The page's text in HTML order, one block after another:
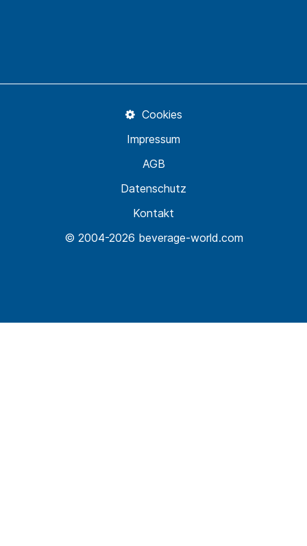
© 2004-2026 beverage-world.com
Kontakt
Datenschutz
AGB
Impressum
Cookies